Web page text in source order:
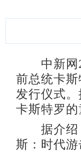
中新网2
前总统卡
发行仪式
卡斯特罗
据介绍，
斯：时代